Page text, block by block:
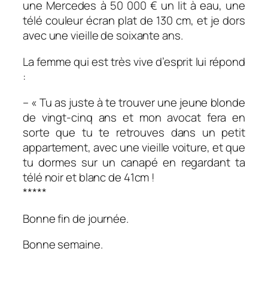
une Mercedes à 50 000 € un lit à eau, une
télé couleur écran plat de 130 cm, et je dors
avec une vieille de soixante ans.
La femme qui est très vive d’esprit lui répond
:
– « Tu as juste à te trouver une jeune blonde
de vingt-cinq ans et mon avocat fera en
sorte que tu te retrouves dans un petit
appartement, avec une vieille voiture, et que
tu dormes sur un canapé en regardant ta
télé noir et blanc de 41cm !
*****
Bonne fin de journée.
Bonne semaine.